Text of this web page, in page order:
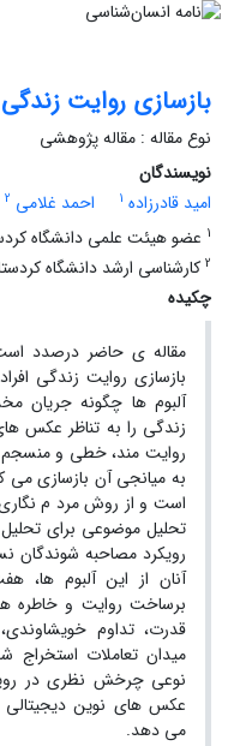
بازسازی روایت
نوع مقاله : مقاله پژوهشی
نویسندگان
امید قادرزاده 1 احمد غلامی 2
1 عضو هیئت علمی دانشگاه
2 کارشناسی ارشد دانشگاه
چکیده
مقاله ی حاضر درصدد
بازسازی روایت زندگی
آلبوم ها چگونه جریان
زندگی را به تناظر عکس
روایت مند، خطی و منسجم
به میانجی آن بازسازی
است و از روش مرد م
تحلیل موضوعی برای
رویکرد مصاحبه شوندگان
آنان از این آلبوم
برساخت روایت و خاطره
قدرت، تداوم
میدان تعاملات استخراج
نوعی چرخش نظری در
عکس های نوین
می دهد.